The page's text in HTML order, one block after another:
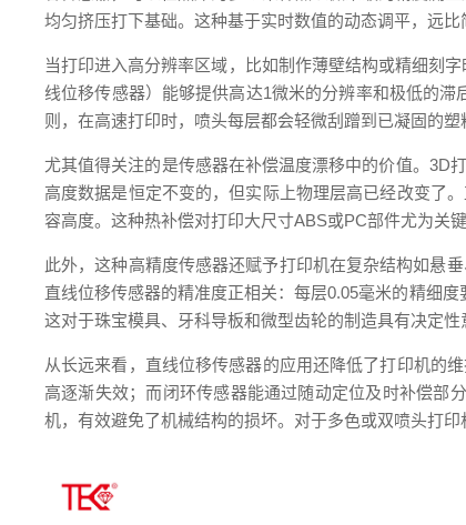
均匀挤压打下基础。这种基于实时数值的动态调平，远比
当打印进入高分辨率区域，比如制作薄壁结构或精细刻
线位移传感器）能够提供高达1微米的分辨率和极低的
则，在高速打印时，喷头每层都会轻微刮蹭到已凝固的塑
尤其值得关注的是传感器在补偿温度漂移中的价值。3D
高度数据是恒定不变的，但实际上物理层高已经改变了
容高度。这种热补偿对打印大尺寸ABS或PC部件尤为关
此外，这种高精度传感器还赋予打印机在复杂结构如悬
直线位移传感器的精准度正相关：每层0.05毫米的精细
这对于珠宝模具、牙科导板和微型齿轮的制造具有决定性
从长远来看，直线位移传感器的应用还降低了打印机的
高逐渐失效；而闭环传感器能通过随动定位及时补偿部
机，有效避免了机械结构的损坏。对于多色或双喷头打